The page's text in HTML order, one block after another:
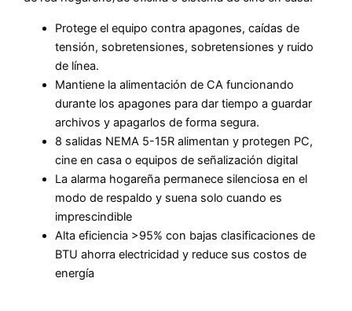
Protege el equipo contra apagones, caídas de
tensión, sobretensiones, sobretensiones y ruido
de línea.
Mantiene la alimentación de CA funcionando
durante los apagones para dar tiempo a guardar
archivos y apagarlos de forma segura.
8 salidas NEMA 5-15R alimentan y protegen PC,
cine en casa o equipos de señalización digital
La alarma hogareña permanece silenciosa en el
modo de respaldo y suena solo cuando es
imprescindible
Alta eficiencia >95% con bajas clasificaciones de
BTU ahorra electricidad y reduce sus costos de
energía